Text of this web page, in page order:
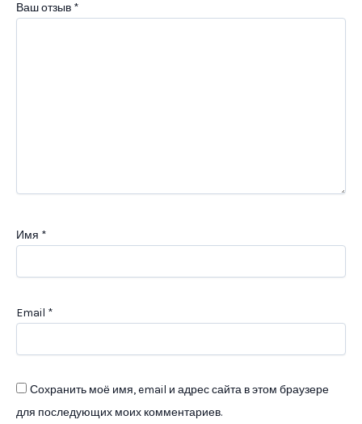
Ваш отзыв *
Имя *
Email *
Сохранить моё имя, email и адрес сайта в этом браузере
для последующих моих комментариев.